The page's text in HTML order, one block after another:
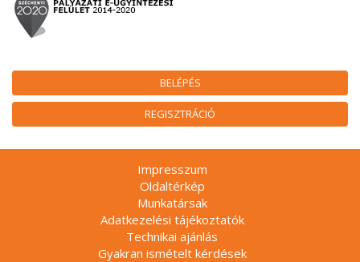
BELÉPÉS
REGISZTRÁCIÓ
Impresszum
Oldaltérkép
Munkatársak
Adatkezelési tájékoztatók
Technikai ajánlás
Gyakran ismételt kérdések